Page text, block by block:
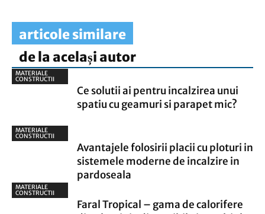
articole similare
de la același autor
MATERIALE
CONSTRUCTII
Ce solutii ai pentru incalzirea unui
spatiu cu geamuri si parapet mic?
MATERIALE
CONSTRUCTII
Avantajele folosirii placii cu ploturi in
sistemele moderne de incalzire in
pardoseala
MATERIALE
CONSTRUCTII
Faral Tropical – gama de calorifere